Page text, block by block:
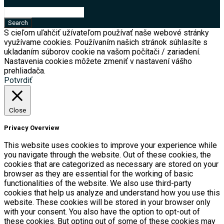
S cieľom uľahčiť užívateľom používať naše webové stránky
využívame cookies. Používaním našich stránok súhlasíte s
ukladaním súborov cookie na vašom počítači / zariadení.
Nastavenia cookies môžete zmeniť v nastavení vášho
prehliadača.
Potvrdiť
Close
Privacy Overview
This website uses cookies to improve your experience while
you navigate through the website. Out of these cookies, the
cookies that are categorized as necessary are stored on your
browser as they are essential for the working of basic
functionalities of the website. We also use third-party
cookies that help us analyze and understand how you use this
website. These cookies will be stored in your browser only
with your consent. You also have the option to opt-out of
these cookies. But opting out of some of these cookies may